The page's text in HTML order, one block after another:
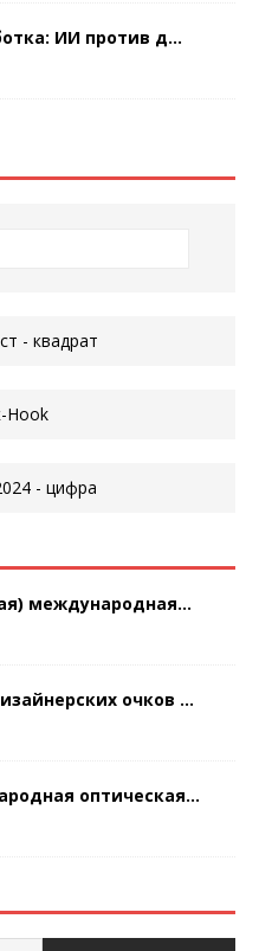
ИИ против д...
международная...
очков ...
оптическая...